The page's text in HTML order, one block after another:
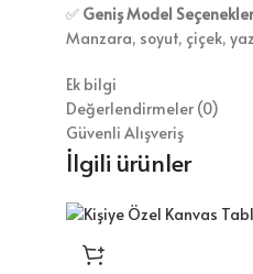
✅ Geniş Model
Manzara, soyut, çiçek,
Ek bilgi
Değerlendirmeler (0)
Güvenli Alışveriş
İlgili ürünler